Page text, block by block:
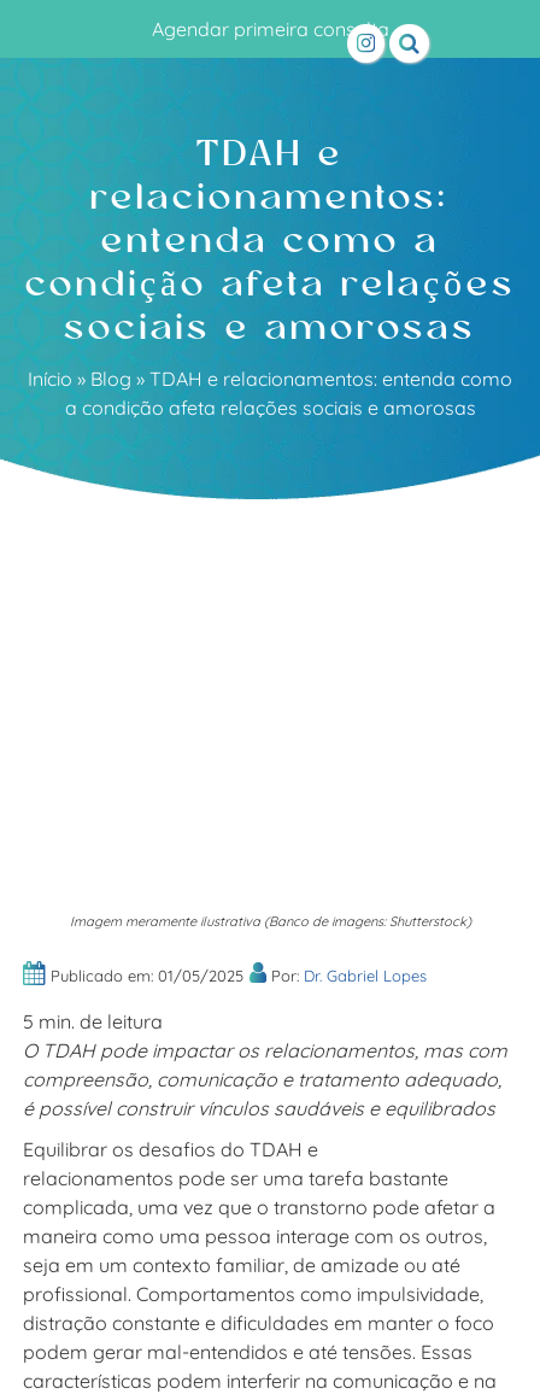
Agendar primeira consulta
TDAH e
relacionamentos:
entenda como a
condição afeta relações
sociais e amorosas
Início » Blog » TDAH e relacionamentos: entenda como
a condição afeta relações sociais e amorosas
Imagem meramente ilustrativa (Banco de imagens: Shutterstock)
Publicado em: 01/05/2025 Por: Dr. Gabriel Lopes
5 min. de leitura
O TDAH pode impactar os relacionamentos, mas com
compreensão, comunicação e tratamento adequado,
é possível construir vínculos saudáveis e equilibrados
Equilibrar os desafios do TDAH e
relacionamentos pode ser uma tarefa bastante
complicada, uma vez que o transtorno pode afetar a
maneira como uma pessoa interage com os outros,
seja em um contexto familiar, de amizade ou até
profissional. Comportamentos como impulsividade,
distração constante e dificuldades em manter o foco
podem gerar mal-entendidos e até tensões. Essas
características podem interferir na comunicação e na